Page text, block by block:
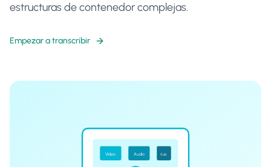
estructuras de contenedor complejas.
Empezar a transcribir
Video Audio Sub